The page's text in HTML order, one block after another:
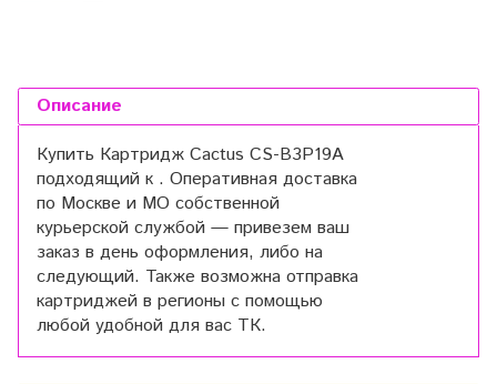
Описание
Купить Картридж Cactus CS-B3P19A
подходящий к . Оперативная доставка
по Москве и МО собственной
курьерской службой — привезем ваш
заказ в день оформления, либо на
следующий. Также возможна отправка
картриджей в регионы с помощью
любой удобной для вас ТК.